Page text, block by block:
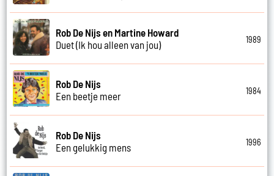
Rob De Nijs en Martine Howard
Duet (Ik hou alleen van jou)
1989
Rob De Nijs
Een beetje meer
1984
Rob De Nijs
Een gelukkig mens
1996